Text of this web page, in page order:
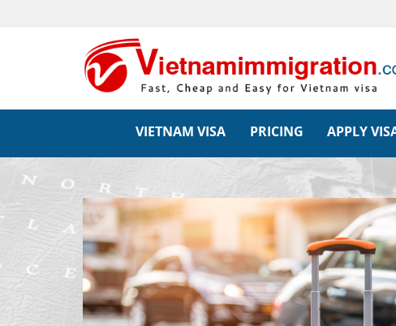
VIETNAM VISA PRICING APPLY